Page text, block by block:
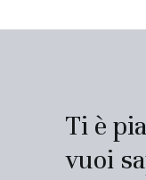
Ti è
vuoi